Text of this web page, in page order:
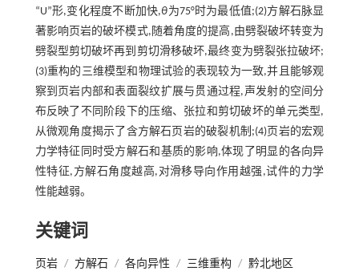
“U”形,变化程度不断加快,θ为75°时为最低值;(2)方解石脉显
著影响页岩的破坏模式,随着角度的提高,由劈裂破坏转变为
劈裂型剪切破坏再到剪切滑移破坏,最终变为劈裂张拉破坏;
(3)重构的三维模型和物理试验的表现较为一致,并且能够观
察到页岩内部和表面裂纹扩展与贯通过程,声发射的空间分
布反映了不同阶段下的压缩、张拉和剪切破坏的单元类型,
从微观角度揭示了含方解石页岩的破裂机制;(4)页岩的宏观
力学特征同时受方解石和基质的影响,体现了明显的各向异
性特征,方解石角度越高,对滑移导向作用越强,试件的力学
性能越弱。
关键词
页岩 / 方解石 / 各向异性 / 三维重构 / 黔北地区